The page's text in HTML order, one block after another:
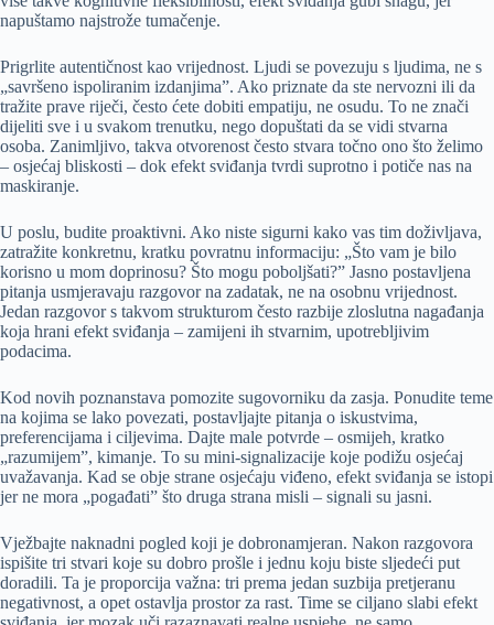
napuštamo najstrože tumačenje.
Prigrlite autentičnost kao vrijednost. Ljudi se povezuju s ljudima, ne s
„savršeno ispoliranim izdanjima”. Ako priznate da ste nervozni ili da
tražite prave riječi, često ćete dobiti empatiju, ne osudu. To ne znači
dijeliti sve i u svakom trenutku, nego dopuštati da se vidi stvarna
osoba. Zanimljivo, takva otvorenost često stvara točno ono što želimo
– osjećaj bliskosti – dok efekt sviđanja tvrdi suprotno i potiče nas na
maskiranje.
U poslu, budite proaktivni. Ako niste sigurni kako vas tim doživljava,
zatražite konkretnu, kratku povratnu informaciju: „Što vam je bilo
korisno u mom doprinosu? Što mogu poboljšati?” Jasno postavljena
pitanja usmjeravaju razgovor na zadatak, ne na osobnu vrijednost.
Jedan razgovor s takvom strukturom često razbije zloslutna nagađanja
koja hrani efekt sviđanja – zamijeni ih stvarnim, upotrebljivim
podacima.
Kod novih poznanstava pomozite sugovorniku da zasja. Ponudite teme
na kojima se lako povezati, postavljajte pitanja o iskustvima,
preferencijama i ciljevima. Dajte male potvrde – osmijeh, kratko
„razumijem”, kimanje. To su mini-signalizacije koje podižu osjećaj
uvažavanja. Kad se obje strane osjećaju viđeno, efekt sviđanja se istopi
jer ne mora „pogađati” što druga strana misli – signali su jasni.
Vježbajte naknadni pogled koji je dobronamjeran. Nakon razgovora
ispišite tri stvari koje su dobro prošle i jednu koju biste sljedeći put
doradili. Ta je proporcija važna: tri prema jedan suzbija pretjeranu
negativnost, a opet ostavlja prostor za rast. Time se ciljano slabi efekt